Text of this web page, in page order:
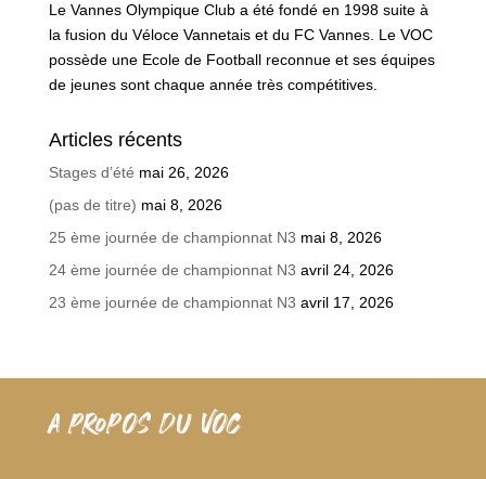
Le Vannes Olympique Club a été fondé en 1998 suite à
la fusion du Véloce Vannetais et du FC Vannes. Le VOC
possède une Ecole de Football reconnue et ses équipes
de jeunes sont chaque année très compétitives.
Articles récents
Stages d’été mai 26, 2026
(pas de titre) mai 8, 2026
25 ème journée de championnat N3 mai 8, 2026
24 ème journée de championnat N3 avril 24, 2026
23 ème journée de championnat N3 avril 17, 2026
A PROPOS DU VOC